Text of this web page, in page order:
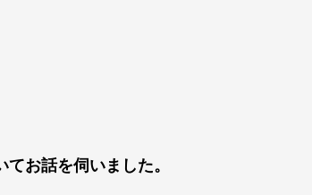
お話を伺いました。